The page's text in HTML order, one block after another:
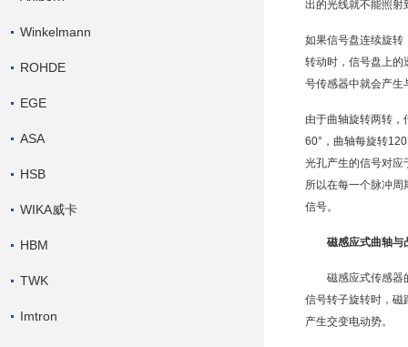
Winkelmann
ROHDE
EGE
ASA
HSB
WIKA威卡
HBM
TWK
Imtron
出的光线就不能照射
如果信号盘连续旋转
转动时，信号盘上的
号传感器中就会产生
由于曲轴旋转两转
60°，曲轴每旋转
光孔产生的信号对应
所以在每一个脉冲周
信号。
磁感应式曲轴与
磁感应式传感
信号转子旋转时，磁
产生交变电动势。